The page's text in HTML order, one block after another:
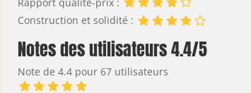
Construction et solidité :
Notes des utilisateurs 4.4/5
Note de 4.4 pour 67 utilisateurs